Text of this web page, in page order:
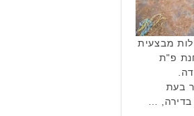
מבצעית
פ"ת
שנעצר בעת